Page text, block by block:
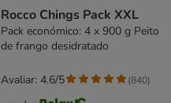
Rocco Chings Pack XXL
Pack económico: 4 x 900 g Peito
de frango desidratado
Avaliar: 4.6/5 (840)